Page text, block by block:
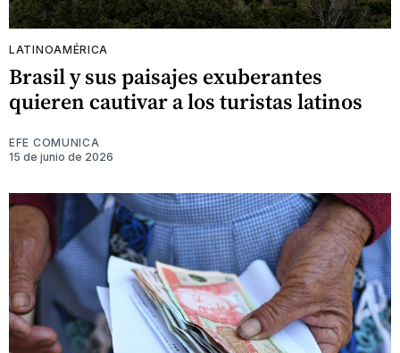
LATINOAMÉRICA
Brasil y sus paisajes exuberantes
quieren cautivar a los turistas latinos
EFE COMUNICA
15 de junio de 2026